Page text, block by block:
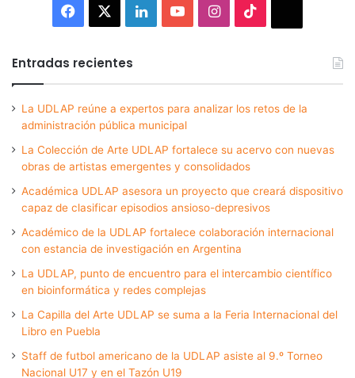
Facebook LinkedInYouTubeInstagram
Entradas recientes
La UDLAP reúne a expertos para analizar los retos de la
administración pública municipal
La Colección de Arte UDLAP fortalece su acervo con nuevas
obras de artistas emergentes y consolidados
Académica UDLAP asesora un proyecto que creará dispositivo
capaz de clasificar episodios ansioso-depresivos
Académico de la UDLAP fortalece colaboración internacional
con estancia de investigación en Argentina
La UDLAP, punto de encuentro para el intercambio científico
en bioinformática y redes complejas
La Capilla del Arte UDLAP se suma a la Feria Internacional del
Libro en Puebla
Staff de futbol americano de la UDLAP asiste al 9.º Torneo
Nacional U17 y en el Tazón U19